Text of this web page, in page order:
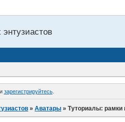
зарегистрируйтесь.
»Аватары »Туториалы: рамки